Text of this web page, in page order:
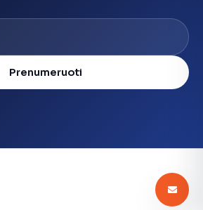
Prenumeruoti